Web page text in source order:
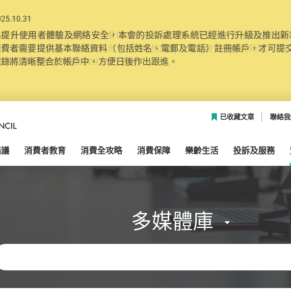
升使用者體驗及網絡安全，本會的投訴處理系統已經進行升級及推出
者需要提供基本聯絡資料（包括姓名、電郵及電話）註冊帳戶，才可提
將清晰整合於帳戶中，方便日後作出跟進。
已收藏文章 聯絡
消費者教育 消費全攻略 消費保障 樂齡生活 投訴及服務
多媒體庫
字